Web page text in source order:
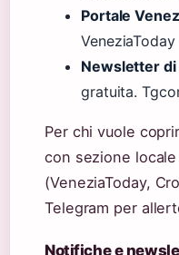
Portale
Newsletter
gratuita.
Per chi vuole
con sezione
(VeneziaToday,
Telegram per
Notifiche e